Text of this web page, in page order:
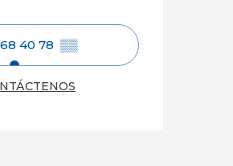
y datos de
40 78 ▒▒